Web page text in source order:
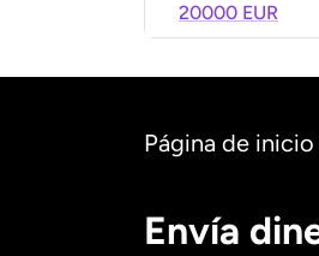
20000 EUR
Página de inicio
Envía